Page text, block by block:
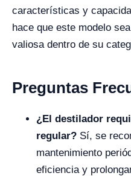
características y
hace que este modelo
valiosa dentro de su
Preguntas
¿El destilador
regular? Sí, se
mantenimiento
eficiencia y